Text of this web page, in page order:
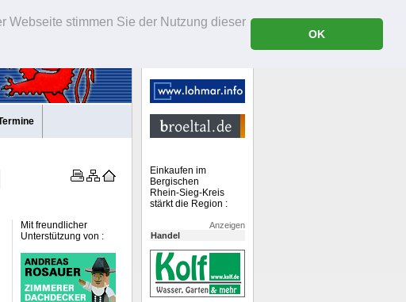
Webseite stimmen Sie der Nutzung dieser
OK
Mit freundlicher
Unterstützung von :
Einkaufen im
Bergischen
Rhein-Sieg-Kreis
stärkt die Region :
Anzeigen
Handel